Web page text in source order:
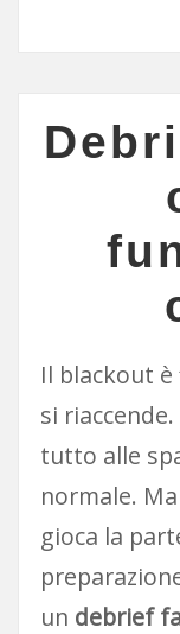
Il blackout
si
tutto alle
normale.
gioca la
un debrief